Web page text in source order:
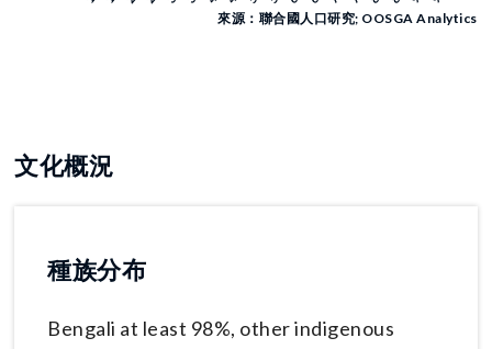
來源：聯合國人口研究; OOSGA Analytics
文化概況
種族分布
Bengali at least 98%, other indigenous